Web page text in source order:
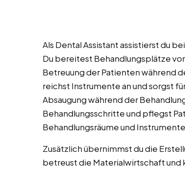
Als Dental Assistant assistierst du
Du bereitest Behandlungsplätze
Betreuung der Patienten während
reichst Instrumente an und sorgst
Absaugung während der
Behandlungsschritte und pflegst
Behandlungsräume und
Zusätzlich übernimmst du die
betreust die Materialwirtschaft